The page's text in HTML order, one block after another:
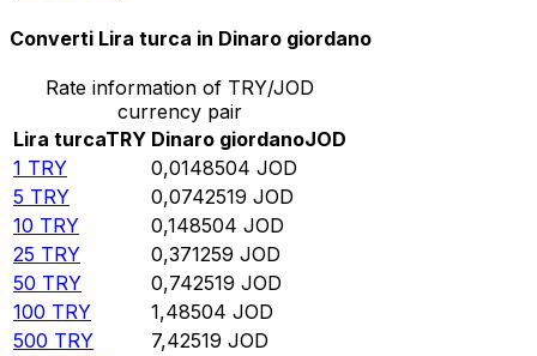
Converti Lira turca in Dinaro giordano
Rate information of TRY/JOD
currency pair
Lira turcaTRY Dinaro giordanoJOD
1 TRY 0,0148504 JOD
5 TRY 0,0742519 JOD
10 TRY 0,148504 JOD
25 TRY 0,371259 JOD
50 TRY 0,742519 JOD
100 TRY 1,48504 JOD
500 TRY 7,42519 JOD